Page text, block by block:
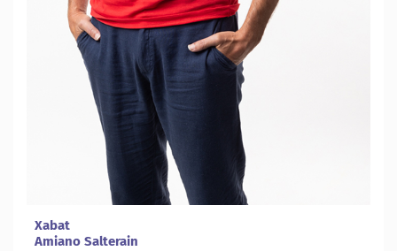
Xabat
Amiano Salterain